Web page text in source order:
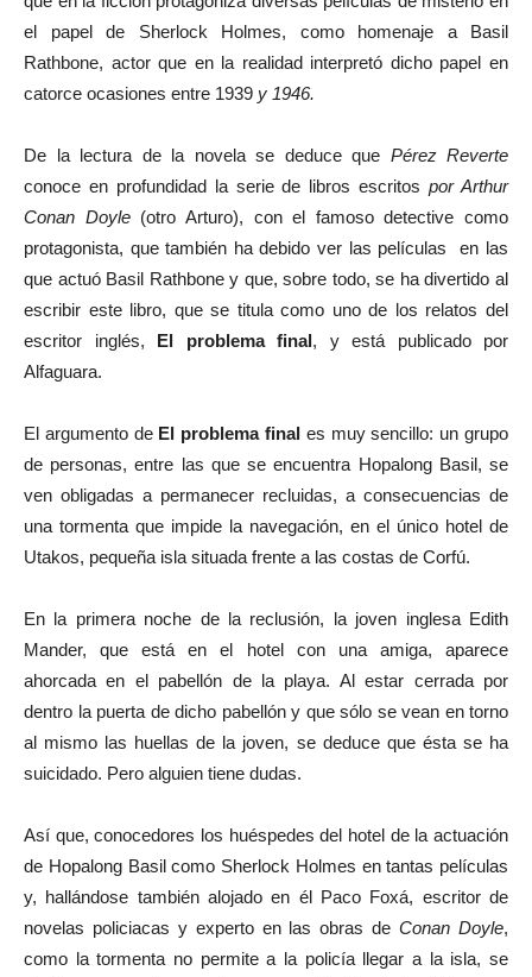
el papel de Sherlock Holmes, como homenaje a Basil
Rathbone, actor que en la realidad interpretó dicho papel en
catorce ocasiones entre 1939 y 1946.
De la lectura de la novela se deduce que Pérez Reverte
conoce en profundidad la serie de libros escritospor Arthur
Conan Doyle(otro Arturo), con el famoso detective como
protagonista, que también ha debido ver las películas en las
que actuó Basil Rathbone y que, sobre todo, se ha divertido al
escribir este libro, que se titula como uno de los relatos del
escritor inglés, El problema final, y está publicado por
Alfaguara.
El argumento de El problema final es muy sencillo: un grupo
de personas, entre las que se encuentra Hopalong Basil, se
ven obligadas a permanecer recluidas, a consecuencias de
una tormenta que impide la navegación, en el único hotel de
Utakos, pequeña isla situada frente a las costas de Corfú.
En la primera noche de la reclusión, la joven inglesa Edith
Mander, que está en el hotel con una amiga, aparece
ahorcada en el pabellón de la playa. Al estar cerrada por
dentro la puerta de dicho pabellón y que sólo se vean en torno
al mismo las huellas de la joven, se deduce que ésta se ha
suicidado. Pero alguien tiene dudas.
Así que, conocedores los huéspedes del hotel de la actuación
de Hopalong Basil como Sherlock Holmes en tantas películas
y, hallándose también alojado en él Paco Foxá, escritor de
novelas policiacas y experto en las obras deConan Doyle,
como la tormenta no permite a la policía llegar a la isla, se